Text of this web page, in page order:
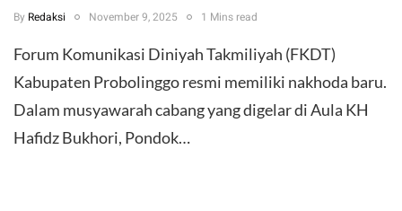
By Redaksi November 9, 2025 1 Mins read
Forum Komunikasi Diniyah Takmiliyah (FKDT)
Kabupaten Probolinggo resmi memiliki nakhoda baru.
Dalam musyawarah cabang yang digelar di Aula KH
Hafidz Bukhori, Pondok…